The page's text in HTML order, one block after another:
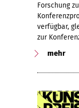
Forschung
verfügbar,
zur
mehr